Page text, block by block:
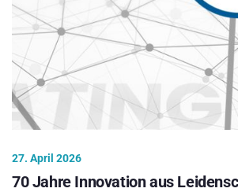
27. April 2026
70 Jahre Innovation aus